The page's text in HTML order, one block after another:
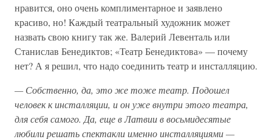
нравится, оно очень комплиментарное и заявлено
красиво, но! Каждый театральный художник может
назвать свою книгу так же. Валерий Левенталь или
Станислав Бенедиктов; «Театр Бенедиктова» — почему
нет? А я решил, что надо соединить театр и инсталляцию.
— Собственно, да, этожетожетеатр. Подошел
человеккинсталляции, ионужевнутриэтоготеатра,
длясебясамого. Да, ещевЛатвииввосьмидесятые
любилирешатьспектаклиименноинсталляциями —